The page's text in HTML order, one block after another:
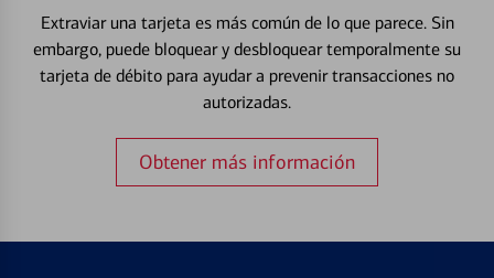
Extraviar una tarjeta es más común de lo que parece. Sin
embargo, puede bloquear y desbloquear temporalmente su
tarjeta de débito para ayudar a prevenir transacciones no
autorizadas.
Obtener más información